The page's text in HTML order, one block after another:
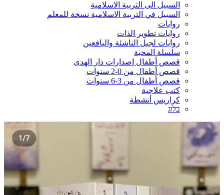
السبيل الى التربية الاسلامية
السبيل في التربية الاسلامية نسخة للمعلم
روايات
روايات تطوير الذات
روايات لجيل الناشئة واليافعين
سلسلة المحبة
قصص أطفال إصدارات دار الهدى
قصص أطفال من 0-2 سنوات
قصص أطفال من 3-6 سنوات
كتب علاجية
كراريس أنشطة
בלוג